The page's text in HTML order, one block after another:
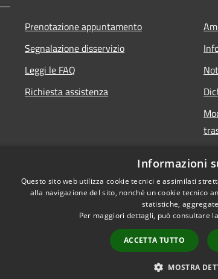
Prenotazione appuntamento
Segnalazione disservizio
Leggi le FAQ
Richiesta assistenza
Informazioni
Questo sito web utilizza cookie tecnici e assimilati
alla navigazione del sito, nonché un cookie tecnico
statistiche,
Per maggiori dettagli, può consultare
ACCETTA TUTTO
MOSTRA